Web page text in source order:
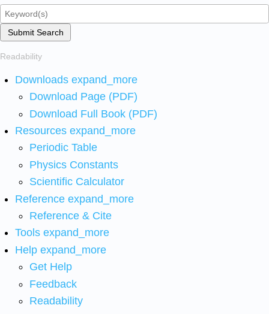
Submit Search
Readability
Downloads expand_more
Download Page (PDF)
Download Full Book (PDF)
Resources expand_more
Periodic Table
Physics Constants
Scientific Calculator
Reference expand_more
Reference & Cite
Tools expand_more
Help expand_more
Get Help
Feedback
Readability